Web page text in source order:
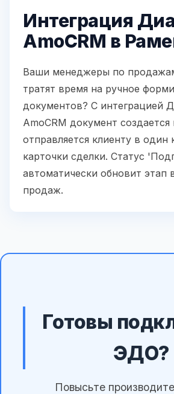
Интеграция
AmoCRM в
Ваши менеджеры по
тратят время на ручное
документов? С интеграцией
AmoCRM документ создается
отправляется клиенту в один
карточки сделки. Статус
автоматически обновит этап
продаж.
Готовы
ЭДО?
Повысьте